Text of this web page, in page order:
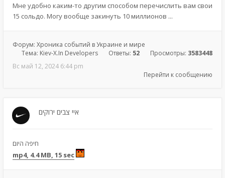
Мне удобно каким-то другим способом перечислить вам свои
15 сольдо. Могу вообще закинуть 10 миллионов ...
Форум: Хроника событий в Украине и мире
Тема: Kiev-X.In Developers Ответы: 52 Просмотры: 3583448
Вс май 12, 2024 6:44 pm
Перейти к сообщению
איי צבים ירוקים
חיפה היום
mp4, 4.4 MB, 15 sec